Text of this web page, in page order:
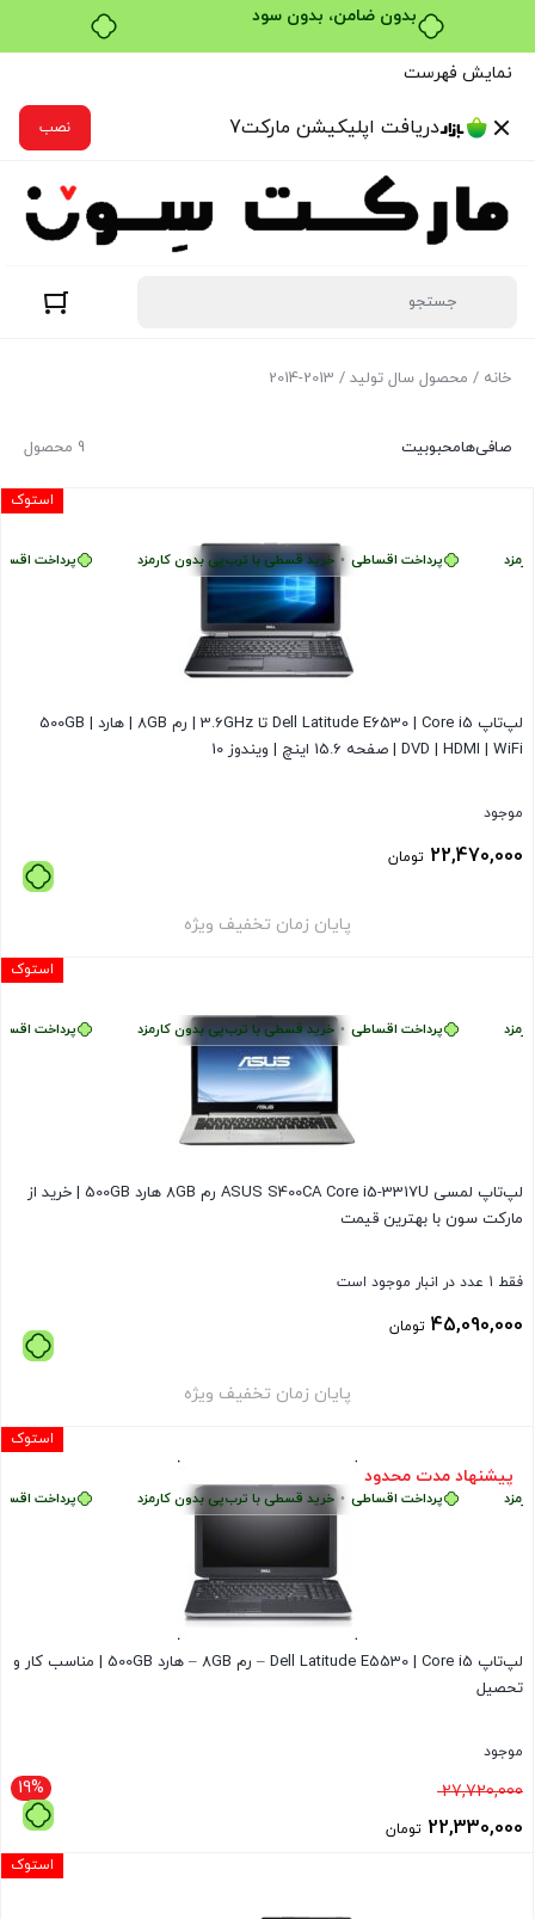
بدون ضامن، بدون سود
نمایش فهرست
دریافت اپلیکیشن مارکت7 نصب
خانه / محصول سال تولید / 2013-2014
9 محصول صافی‌هامحبوبیت
لپ‌تاپ Dell Latitude E6530 | Core i5 تا 3.6GHz | رم 8GB | هارد 500GB |
DVD | HDMI | WiFi | صفحه 15.6 اینچ | ویندوز 10
موجود
22,470,000 تومان
پرداخت اقساطی پرداخت اقساطی • خرید قسطی با ترب‌پی بدون کارمزد
پایان زمان تخفیف ویژه
استوک
لپ‌تاپ لمسی ASUS S400CA Core i5-3317U رم 8GB هارد 500GB | خرید از
مارکت سون با بهترین قیمت
فقط 1 عدد در انبار موجود است
45,090,000 تومان
پرداخت اقساطی پرداخت اقساطی • خرید قسطی با ترب‌پی بدون کارمزد
پایان زمان تخفیف ویژه
استوک
پیشنهاد مدت محدود
لپ‌تاپ Dell Latitude E5530 | Core i5 – رم 8GB – هارد 500GB | مناسب کار و
تحصیل
موجود
19% 27,720,000قیمت
اصلی22,330,000 تومان
پرداخت اقساطی پرداخت اقساطی • خرید قسطی با ترب‌پی بدون کارمزد
استوک
استوک